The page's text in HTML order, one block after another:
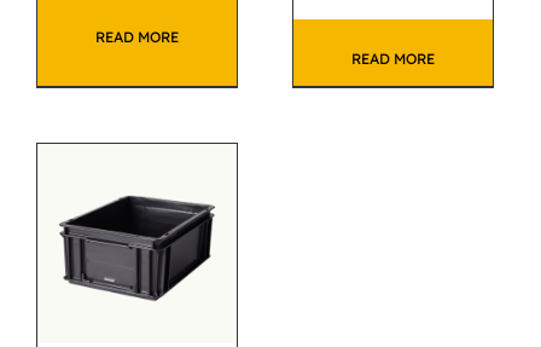
READ MORE
READ MORE